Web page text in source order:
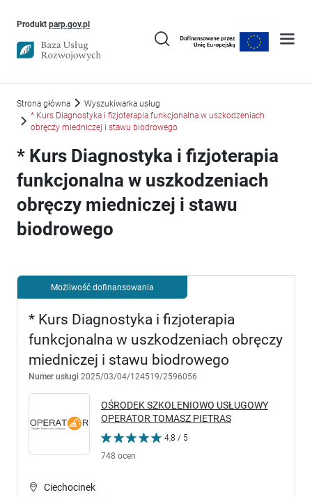
Produkt parp.gov.plUwaga, link otworzy się w nowym oknie
Strona główna
Wyszukiwarka usług
* Kurs Diagnostyka i fizjoterapia funkcjonalna w uszkodzeniach
obręczy miedniczej i stawu biodrowego
* Kurs Diagnostyka i fizjoterapia
funkcjonalna w uszkodzeniach
obręczy miedniczej i stawu
biodrowego
Możliwość dofinansowania
* Kurs Diagnostyka i fizjoterapia
funkcjonalna w uszkodzeniach obręczy
miedniczej i stawu biodrowego
Numer usługi 2025/03/04/124519/2596056
OŚRODEK SZKOLENIOWO USŁUGOWY
OPERATOR TOMASZ PIETRAS
4,8 / 5
748 ocen
Ciechocinek